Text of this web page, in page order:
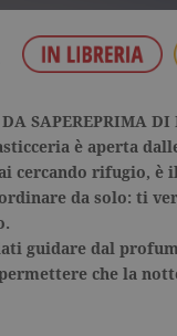
DA SAPEREPRIMA DI
è aperta
cercando rifugio, è
da solo: ti
guidare dal
che la